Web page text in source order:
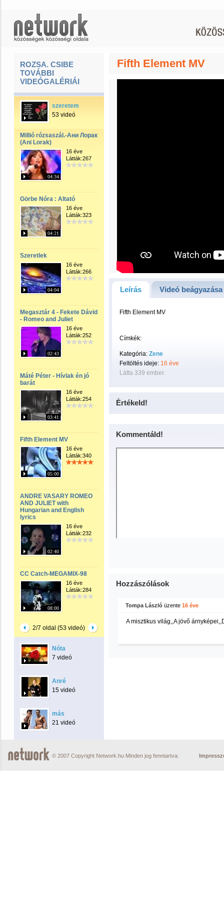
ROZSA. CSIBE
TOVÁBBI
VIDEÓGALÉRIÁI
szeretem
53 videó
Millió rózsaszál.-Ани Лорак
(Ani Lorak)
04:34
16 éve
Látták:267
Görbe Nóra : Altató
04:21
16 éve
Látták:323
Szeretlek
04:04
16 éve
Látták:266
Megasztár 4 - Fekete Dávid
- Romeo and Juliet
02:43
16 éve
Látták:252
Máté Péter - Hívlak én jó
barát
03:41
16 éve
Látták:254
Fifth Element MV
05:00
16 éve
Látták:340
ANDRE VASARY ROMEO
AND JULIET with
Hungarian and English
lyrics
02:40
16 éve
Látták:232
CC Catch-MEGAMIX-98
08:00
16 éve
Látták:284
2/7 oldal (53 videó)
Nóta
7 videó
Anré
15 videó
más
21 videó
Fifth Element MV
Leírás Videó beágyazása
Fifth Element MV
Címkék:
Kategória: Zene
Feltöltés ideje: 16 éve
Látta 339 ember.
Értékeld!
Kommentáld!
Hozzászólások
Tompa László üzente 16 éve
A misztikus világ,,A jövő
© 2007 Copyright Network.hu Minden jog fenntartva.